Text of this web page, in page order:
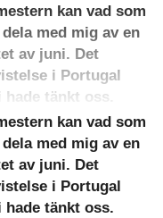
kan vad som
med mig av en
av juni. Det
i Portugal
tänkt oss.
kan vad som
med mig av en
av juni. Det
i Portugal
tänkt oss.